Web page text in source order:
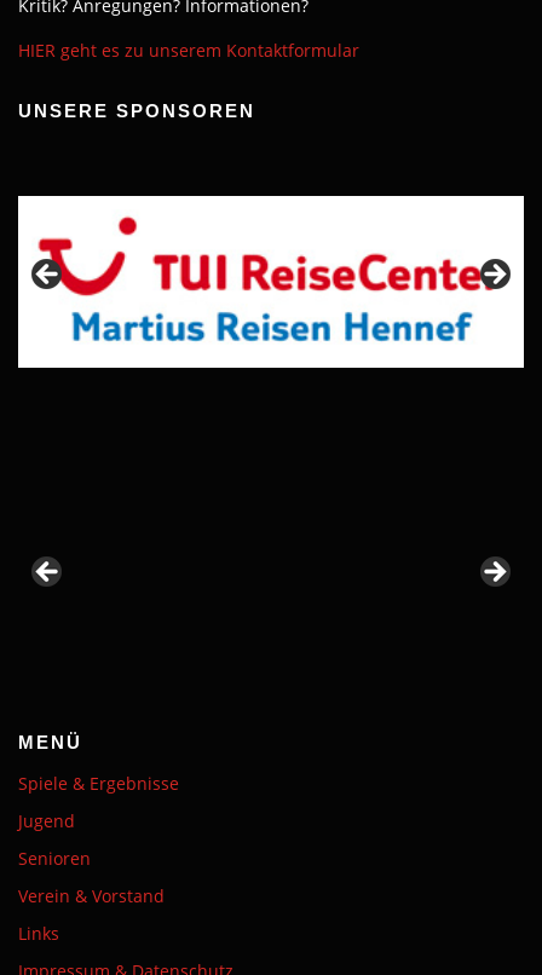
Kritik? Anregungen? Informationen?
HIER geht es zu unserem Kontaktformular
UNSERE SPONSOREN
MENÜ
Spiele & Ergebnisse
Jugend
Senioren
Verein & Vorstand
Links